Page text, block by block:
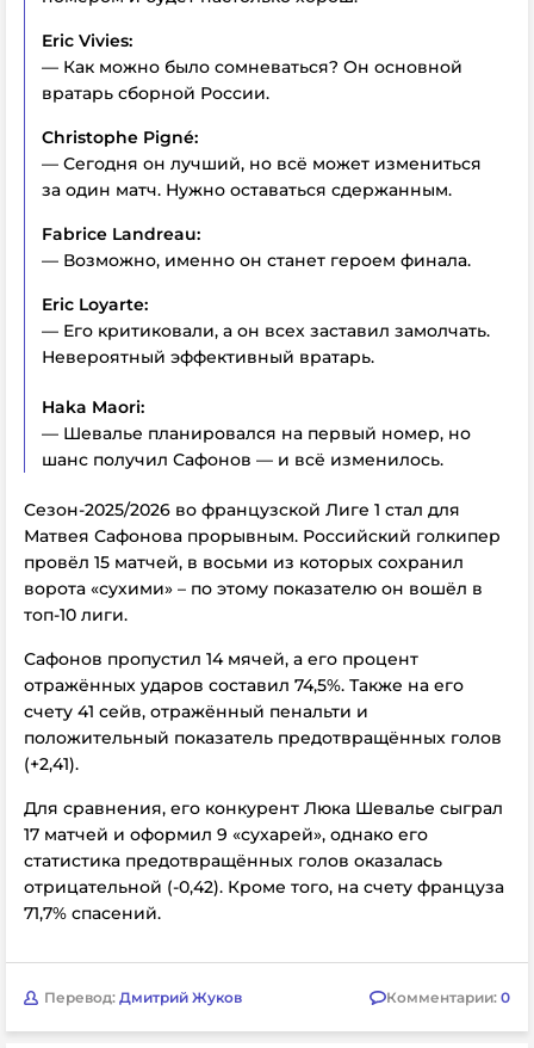
Eric Vivies:
— Как можно было сомневаться? Он основной
вратарь сборной России.
Christophe Pigné:
— Сегодня он лучший, но всё может измениться
за один матч. Нужно оставаться сдержанным.
Fabrice Landreau:
— Возможно, именно он станет героем финала.
Eric Loyarte:
— Его критиковали, а он всех заставил замолчать.
Невероятный эффективный вратарь.
Haka Maori:
— Шевалье планировался на первый номер, но
шанс получил Сафонов — и всё изменилось.
Сезон-2025/2026 во французской Лиге 1 стал для
Матвея Сафонова прорывным. Российский голкипер
провёл 15 матчей, в восьми из которых сохранил
ворота «сухими» – по этому показателю он вошёл в
топ-10 лиги.
Сафонов пропустил 14 мячей, а его процент
отражённых ударов составил 74,5%. Также на его
счету 41 сейв, отражённый пенальти и
положительный показатель предотвращённых голов
(+2,41).
Для сравнения, его конкурент Люка Шевалье сыграл
17 матчей и оформил 9 «сухарей», однако его
статистика предотвращённых голов оказалась
отрицательной (-0,42). Кроме того, на счету француза
71,7% спасений.
Перевод: Дмитрий Жуков Комментарии: 0